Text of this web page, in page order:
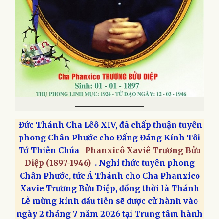
Đức Thánh Cha Lêô XIV, đã chấp thuận tuyên
phong Chân Phước cho Đấng Đáng Kính Tôi
Tớ Thiên Chúa
Phanxicô Xaviê Trương Bửu
Diệp (1897-1946) . Nghi thức tuyên phong
Chân Phước, tức Á Thánh cho Cha Phanxico
Xavie Trương Bửu Diệp, đồng thời là Thánh
Lễ mừng kính đầu tiên sẽ được cử hành vào
ngày 2 tháng 7 năm 2026 tại Trung tâm hành